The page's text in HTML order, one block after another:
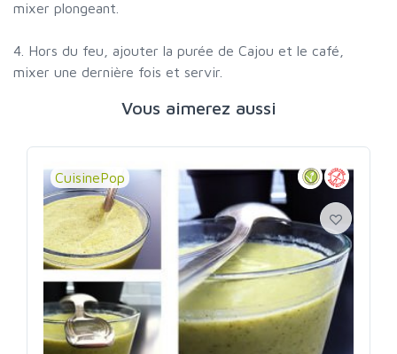
mixer plongeant.
4. Hors du feu, ajouter la purée de Cajou et le café,
mixer une dernière fois et servir.
Vous aimerez aussi
CuisinePop